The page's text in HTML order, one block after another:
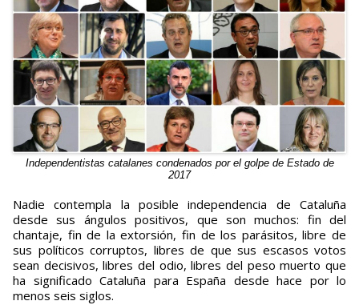
Independentistas catalanes condenados por el golpe de Estado de
2017
Nadie contempla la posible independencia de Cataluña
desde sus ángulos positivos, que son muchos: fin del
chantaje, fin de la extorsión, fin de los parásitos, libre de
sus políticos corruptos, libres de que sus escasos votos
sean decisivos, libres del odio, libres del peso muerto que
ha significado Cataluña para España desde hace por lo
menos seis siglos.